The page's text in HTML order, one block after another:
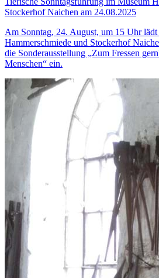
Stockerhof Naichen am 24.08.2025
Am Sonntag, 24. August, um 15 Uhr lädt
Hammerschmiede und Stockerhof
die Sonderausstellung „Zum Fressen
Menschen“ ein.